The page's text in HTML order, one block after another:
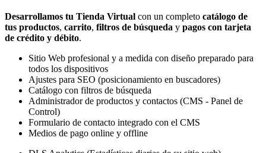
Desarrollamos tu Tienda Virtual con un completo catálogo de
tus productos, carrito, filtros de búsqueda y pagos con tarjeta
de crédito y débito.
Sitio Web profesional y a medida con diseño preparado para
todos los dispositivos
Ajustes para SEO (posicionamiento en buscadores)
Catálogo con filtros de búsqueda
Administrador de productos y contactos (CMS - Panel de
Control)
Formulario de contacto integrado con el CMS
Medios de pago online y offline